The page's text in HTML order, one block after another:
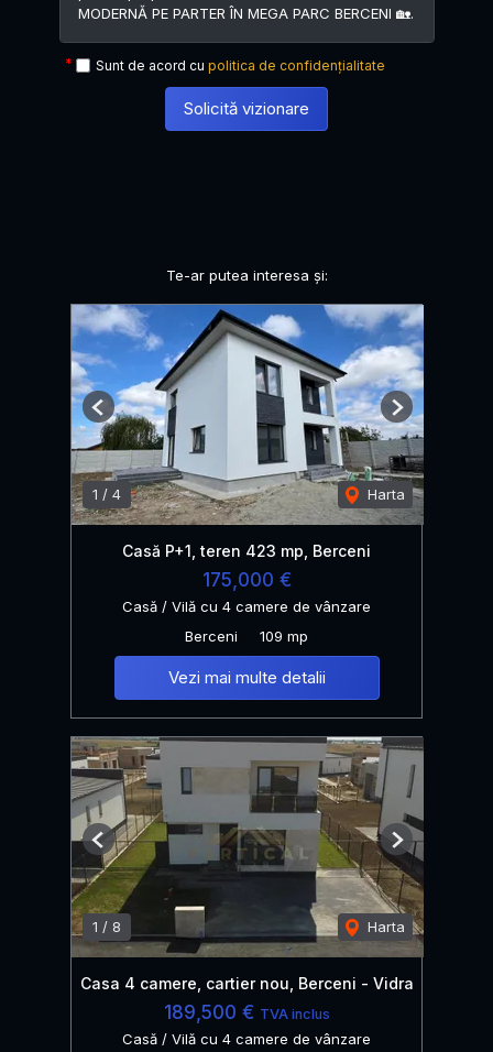
Sunt de acord cu politica de confidențialitate
Solicită vizionare
Te-ar putea interesa și:
1 / 4 Harta
Previous Next
Casă P+1, teren 423 mp, Berceni
175,000 €
Casă / Vilă cu 4 camere de vânzare
Berceni
109 mp
Vezi mai multe detalii
1 / 8 Harta
Previous Next
Casa 4 camere, cartier nou, Berceni - Vidra
189,500 € TVA inclus
Casă / Vilă cu 4 camere de vânzare